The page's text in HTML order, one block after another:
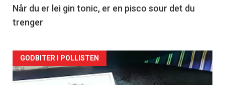
2
Når du er lei gin tonic, er en pisco sour det du
trenger
Forsiden
akkurat
GODBITER I POLLISTEN